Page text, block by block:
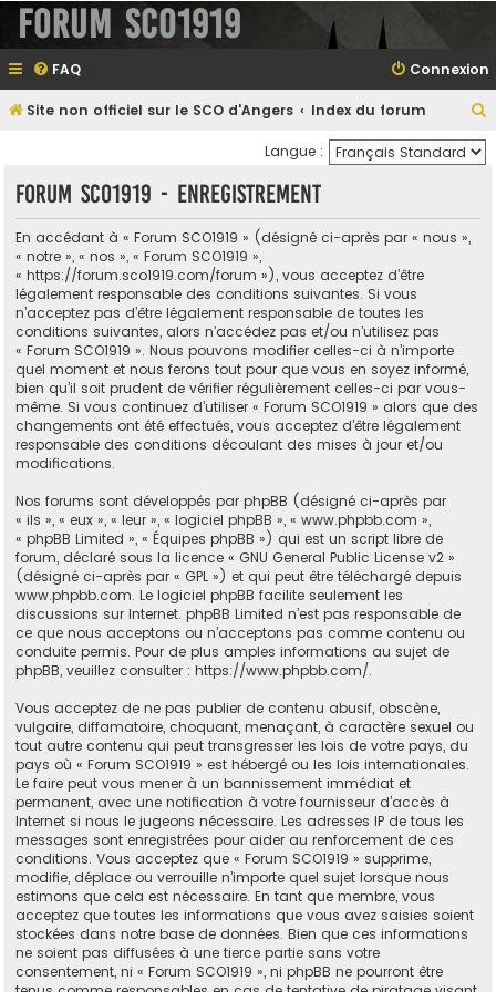
Forum SCO1919
FAQ Connexion
Site non officiel sur le SCO d'Angers Index du forum
Langue :
Forum SCO1919 - Enregistrement
En accédant à « Forum SCO1919 » (désigné ci-après par « nous »,
« notre », « nos », « Forum SCO1919 »,
« https://forum.sco1919.com/forum »), vous acceptez d’être
légalement responsable des conditions suivantes. Si vous
n’acceptez pas d’être légalement responsable de toutes les
conditions suivantes, alors n’accédez pas et/ou n’utilisez pas
« Forum SCO1919 ». Nous pouvons modifier celles-ci à n’importe
quel moment et nous ferons tout pour que vous en soyez informé,
bien qu’il soit prudent de vérifier régulièrement celles-ci par vous-
même. Si vous continuez d’utiliser « Forum SCO1919 » alors que des
changements ont été effectués, vous acceptez d’être légalement
responsable des conditions découlant des mises à jour et/ou
modifications.
Nos forums sont développés par phpBB (désigné ci-après par
« ils », « eux », « leur », « logiciel phpBB », « www.phpbb.com »,
« phpBB Limited », « Équipes phpBB ») qui est un script libre de
forum, déclaré sous la licence « GNU General Public License v2 »
(désigné ci-après par « GPL ») et qui peut être téléchargé depuis
www.phpbb.com. Le logiciel phpBB facilite seulement les
discussions sur Internet. phpBB Limited n’est pas responsable de
ce que nous acceptons ou n’acceptons pas comme contenu ou
conduite permis. Pour de plus amples informations au sujet de
phpBB, veuillez consulter : https://www.phpbb.com/.
Vous acceptez de ne pas publier de contenu abusif, obscène,
vulgaire, diffamatoire, choquant, menaçant, à caractère sexuel ou
tout autre contenu qui peut transgresser les lois de votre pays, du
pays où « Forum SCO1919 » est hébergé ou les lois internationales.
Le faire peut vous mener à un bannissement immédiat et
permanent, avec une notification à votre fournisseur d’accès à
Internet si nous le jugeons nécessaire. Les adresses IP de tous les
messages sont enregistrées pour aider au renforcement de ces
conditions. Vous acceptez que « Forum SCO1919 » supprime,
modifie, déplace ou verrouille n’importe quel sujet lorsque nous
estimons que cela est nécessaire. En tant que membre, vous
acceptez que toutes les informations que vous avez saisies soient
stockées dans notre base de données. Bien que ces informations
ne soient pas diffusées à une tierce partie sans votre
consentement, ni « Forum SCO1919 », ni phpBB ne pourront être